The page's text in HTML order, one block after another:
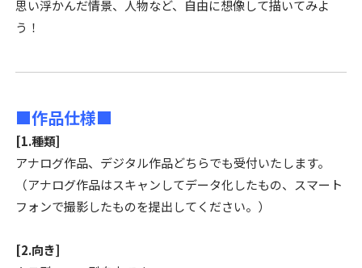
思い浮かんだ情景、人物など、自由に想像して描いてみよ
う！
■作品仕様■
[1.種類]
アナログ作品、デジタル作品どちらでも受付いたします。
（アナログ作品はスキャンしてデータ化したもの、スマート
フォンで撮影したものを提出してください。）
[2.向き]